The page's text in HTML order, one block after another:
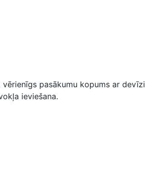
pasākumu kopums ar devīzi
ieviešana.